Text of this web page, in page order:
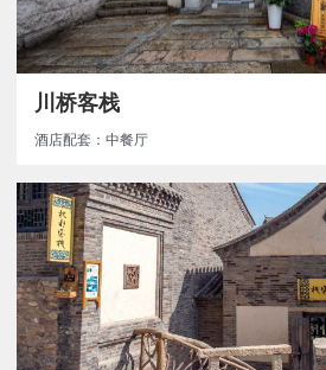
川桥客栈
酒店配套：中餐厅